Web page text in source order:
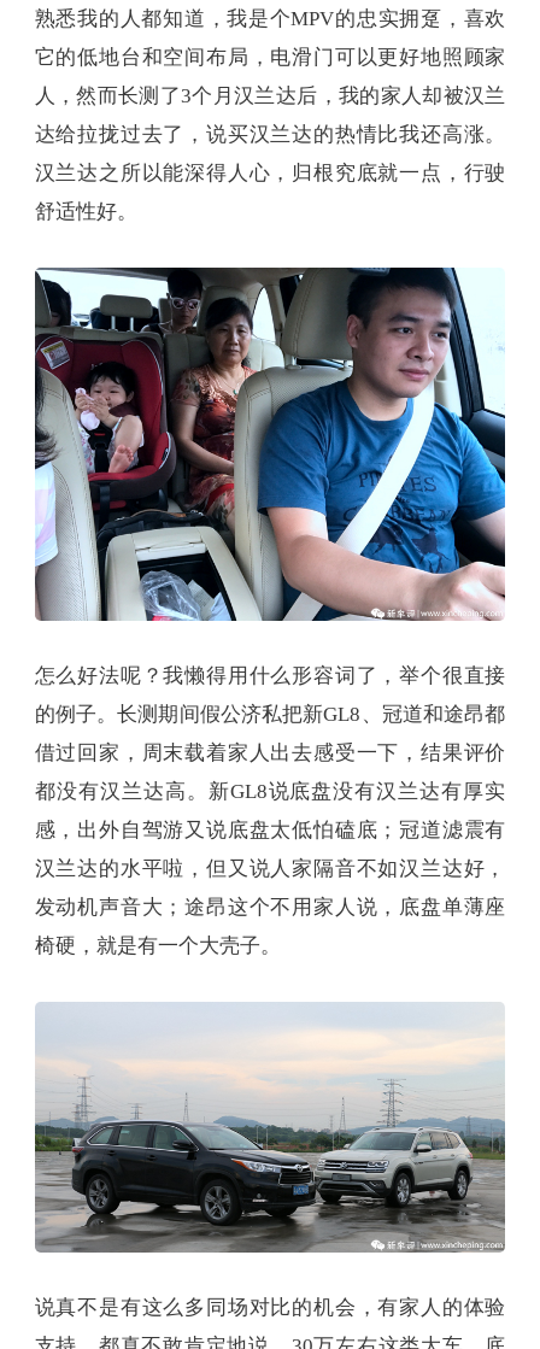
熟悉我的人都知道，我是个MPV的忠实拥趸，喜欢
它的低地台和空间布局，电滑门可以更好地照顾家
人，然而长测了3个月汉兰达后，我的家人却被汉兰
达给拉拢过去了，说买汉兰达的热情比我还高涨。
汉兰达之所以能深得人心，归根究底就一点，行驶
舒适性好。
怎么好法呢？我懒得用什么形容词了，举个很直接
的例子。长测期间假公济私把新GL8、冠道和途昂都
借过回家，周末载着家人出去感受一下，结果评价
都没有汉兰达高。新GL8说底盘没有汉兰达有厚实
感，出外自驾游又说底盘太低怕磕底；冠道滤震有
汉兰达的水平啦，但又说人家隔音不如汉兰达好，
发动机声音大；途昂这个不用家人说，底盘单薄座
椅硬，就是有一个大壳子。
说真不是有这么多同场对比的机会，有家人的体验